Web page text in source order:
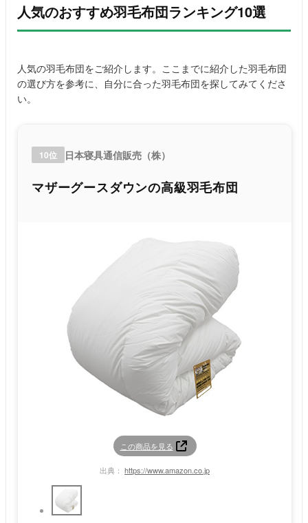
人気のおすすめ羽毛布団ランキング10選
人気の羽毛布団をご紹介します。ここまでに紹介した羽毛布団
の選び方を参考に、自分に合った羽毛布団を探してみてくださ
い。
10位 日本寝具通信販売（株）
マザーグースダウンの高級羽毛布団
この商品を見る
出典： https://www.amazon.co.jp